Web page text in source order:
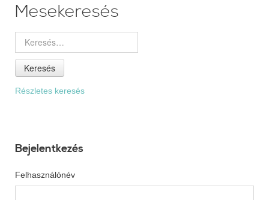
Mesekeresés
Keresés
Részletes keresés
Bejelentkezés
Felhasználónév